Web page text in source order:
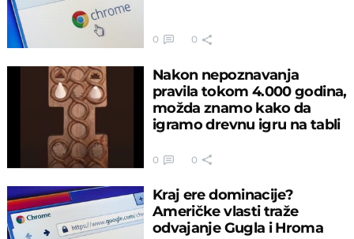
0 0
Nakon nepoznavanja
pravila tokom 4.000 godina,
možda znamo kako da
igramo drevnu igru na tabli
0 0
Kraj ere dominacije?
Američke vlasti traže
odvajanje Gugla i Hroma